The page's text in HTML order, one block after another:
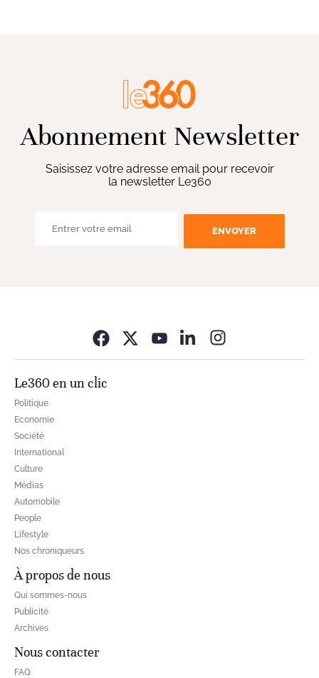
Abonnement Newsletter
Saisissez votre adresse email pour recevoir
la newsletter Le360
ENVOYER
Le360 en un clic
Politique
Economie
Société
International
Culture
Médias
Automobile
People
Lifestyle
Nos chroniqueurs
À propos de nous
Qui sommes-nous
Publicité
Archives
Nous contacter
FAQ